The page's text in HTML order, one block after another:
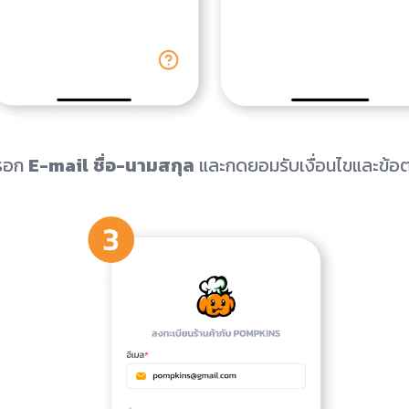
ก E-mailชื่อ-นามสกุล และกดยอมรับเงื่อนไขและข้